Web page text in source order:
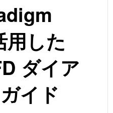
した
ダイア
イド